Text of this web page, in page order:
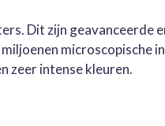
Dit zijn
microscopische
zeer intense kleuren.